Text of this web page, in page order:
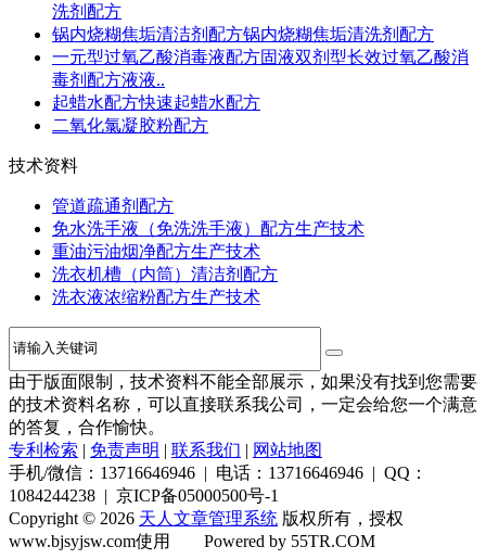
洗剂配方
锅内烧糊焦垢清洁剂配方锅内烧糊焦垢清洗剂配方
一元型过氧乙酸消毒液配方固液双剂型长效过氧乙酸消
毒剂配方液液..
起蜡水配方快速起蜡水配方
二氧化氯凝胶粉配方
技术资料
管道疏通剂配方
免水洗手液（免洗洗手液）配方生产技术
重油污油烟净配方生产技术
洗衣机槽（内筒）清洁剂配方
洗衣液浓缩粉配方生产技术
由于版面限制，技术资料不能全部展示，如果没有找到您需要
的技术资料名称，可以直接联系我公司，一定会给您一个满意
的答复，合作愉快。
专利检索 | 免责声明 | 联系我们 | 网站地图
手机/微信：13716646946 | 电话：13716646946 | QQ：
1084244238 | 京ICP备05000500号-1
Copyright © 2026 天人文章管理系统 版权所有，授权
www.bjsyjsw.com使用
Powered by 55TR.COM